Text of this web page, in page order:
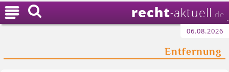
recht-aktuell .de
06.08.2026
Entfernung
